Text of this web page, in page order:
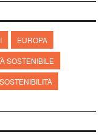
EUROPA
SOSTENIBILE
SOSTENIBILITÀ